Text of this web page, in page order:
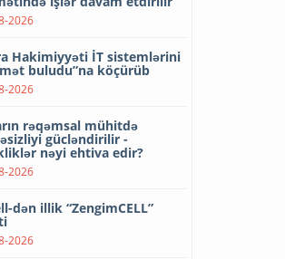
2026
Hakimiyyəti İT sistemlərini
buludu”na köçürüb
2026
rəqəmsal mühitdə
gücləndirilir -
nəyi ehtiva edir?
2026
dən illik “ZengimCELL”
2026